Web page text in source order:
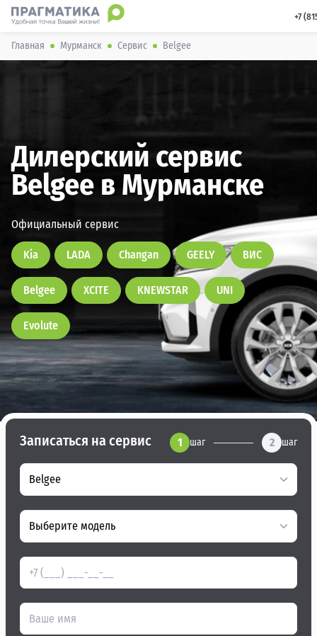
+7
Главная Мурманск Сервис Belgee
Дилерский сервис
Belgee в Мурманске
Официальный сервис
Kia LADA Changan GEELY ВИС
Belgee XCITE KNEWSTAR UNI
Evolute
Записаться на сервис 1 шаг 2 шаг
Belgee
Выберите модель